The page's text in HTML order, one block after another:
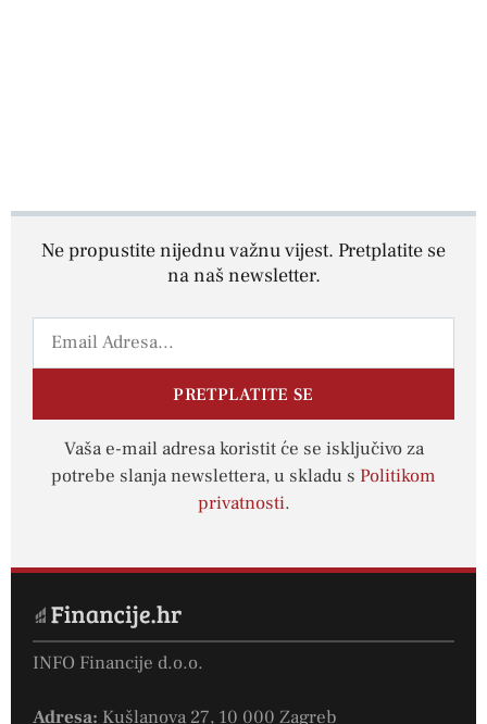
Ne propustite nijednu važnu vijest. Pretplatite se
na naš newsletter.
PRETPLATITE SE
Vaša e-mail adresa koristit će se isključivo za
potrebe slanja newslettera, u skladu s Politikom
privatnosti.
INFO Financije d.o.o.
Adresa: Kušlanova 27, 10 000 Zagreb